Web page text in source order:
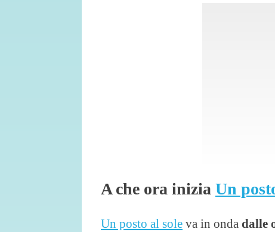
A che ora inizia Un
Un posto al sole va in onda dalle